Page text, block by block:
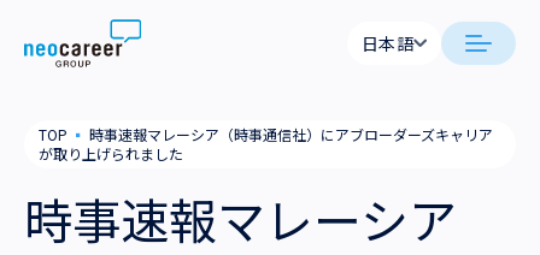
Skip to content
日本語
neocareer について
私たちの考え方
日本語
TOP ▪ 時事速報マレーシア（時事通信社）にアブローダーズキャリア
が取り上げられました
時事速報マレーシア